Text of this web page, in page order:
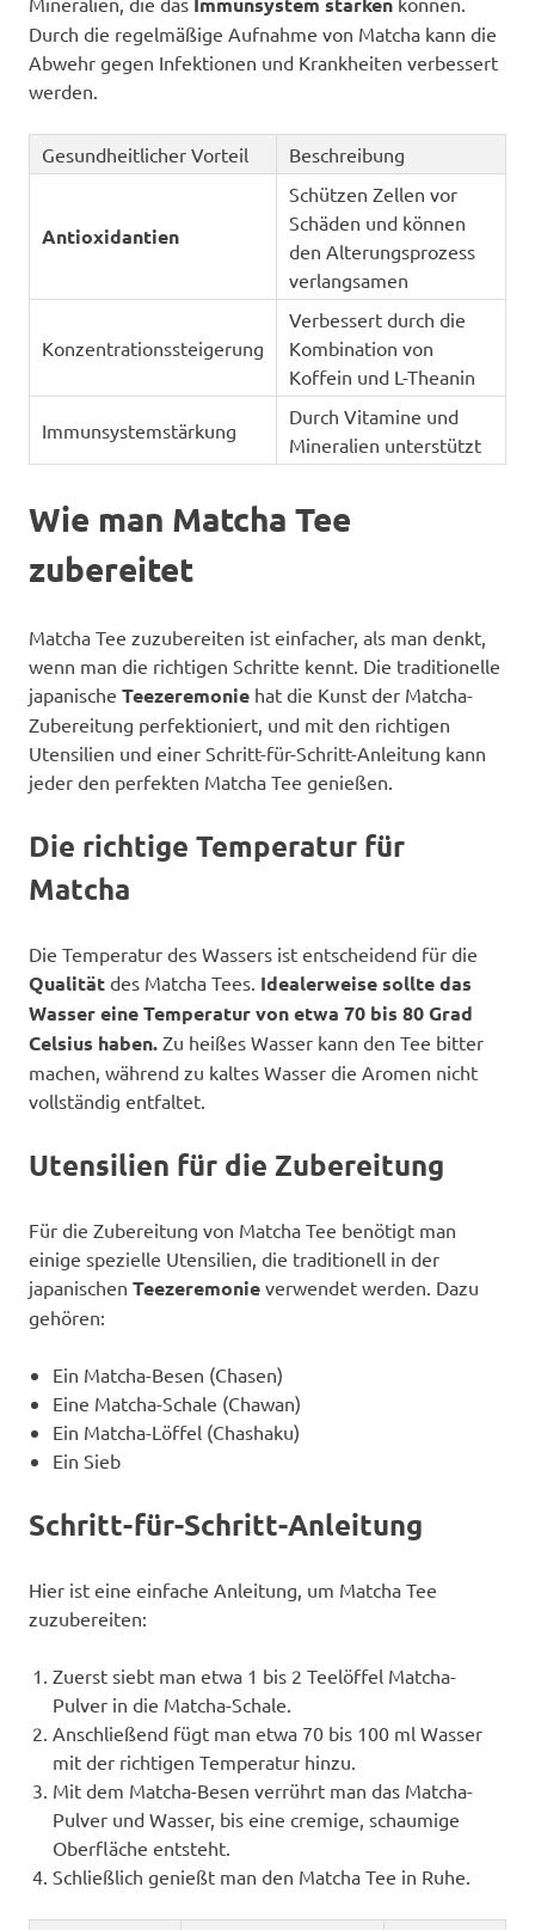
Durch die regelmäßige Aufnahme von Matcha kann die
Abwehr gegen Infektionen und Krankheiten verbessert
werden.
Gesundheitlicher Vorteil Beschreibung
Antioxidantien
Schützen Zellen vor
Schäden und können
den Alterungsprozess
verlangsamen
Konzentrationssteigerung
Verbessert durch die
Kombination von
Koffein und L-Theanin
Immunsystemstärkung
Durch Vitamine und
Mineralien unterstützt
Wie man Matcha Tee
zubereitet
Matcha Tee zuzubereiten ist einfacher, als man denkt,
wenn man die richtigen Schritte kennt. Die traditionelle
japanische Teezeremonie hat die Kunst der Matcha-
Zubereitung perfektioniert, und mit den richtigen
Utensilien und einer Schritt-für-Schritt-Anleitung kann
jeder den perfekten Matcha Tee genießen.
Die richtige Temperatur für
Matcha
Die Temperatur des Wassers ist entscheidend für die
Qualität des Matcha Tees. Idealerweise sollte das
Wasser eine Temperatur von etwa 70 bis 80 Grad
Celsius haben. Zu heißes Wasser kann den Tee bitter
machen, während zu kaltes Wasser die Aromen nicht
vollständig entfaltet.
Utensilien für die Zubereitung
Für die Zubereitung von Matcha Tee benötigt man
einige spezielle Utensilien, die traditionell in der
japanischen Teezeremonie verwendet werden. Dazu
gehören:
Ein Matcha-Besen (Chasen)
Eine Matcha-Schale (Chawan)
Ein Matcha-Löffel (Chashaku)
Ein Sieb
Schritt-für-Schritt-Anleitung
Hier ist eine einfache Anleitung, um Matcha Tee
zuzubereiten:
Zuerst siebt man etwa 1 bis 2 Teelöffel Matcha-
Pulver in die Matcha-Schale.
Anschließend fügt man etwa 70 bis 100 ml Wasser
mit der richtigen Temperatur hinzu.
Mit dem Matcha-Besen verrührt man das Matcha-
Pulver und Wasser, bis eine cremige, schaumige
Oberfläche entsteht.
Schließlich genießt man den Matcha Tee in Ruhe.